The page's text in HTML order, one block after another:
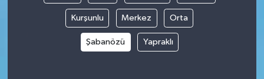
Kurşunlu Merkez Orta
Şabanözü Yapraklı